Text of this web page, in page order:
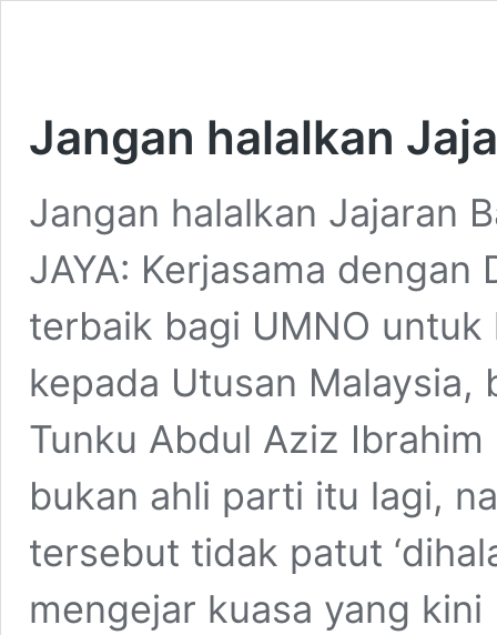
Jangan halalkan
Jangan halalkan Jajaran
JAYA: Kerjasama de­ngan
terbaik bagi UMNO
kepada Utusan Malaysia,
Tunku Abdul Aziz
bukan ahli parti itu lagi,
tersebut tidak patut
mengejar kuasa yang